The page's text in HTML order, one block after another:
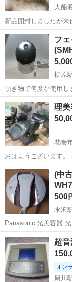
大船
新品開封しましたが未使用のままです
せていただきますが、
岩手 大船渡市
フ
柳原
頂き物で何度か使用し
てきて気持ちいいです
で どなたかのお役に立てて
はありませんが ...
岩手 北上市
理
花巻
おはようございます。
ー様必見です☆ 当方サ
セットを所有してお
りいたします♪ 製品は
岩手 花巻市
(中
500
水沢
Panasonic 光美容器 光エステ(ボディ用
脱毛 フラッシュ 電源 ON,OFF確認済 ランプ交換が必要になります
当地での対面受け渡し
岩手 奥州市
超音
オン
厨川